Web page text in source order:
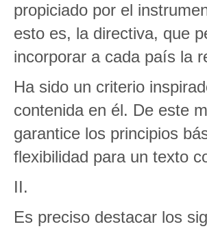
propiciado por el
esto es, la directiva, que
incorporar a cada país la
Ha sido un criterio
contenida en él. De este
garantice los principios
flexibilidad para un texto
II.
Es preciso destacar los